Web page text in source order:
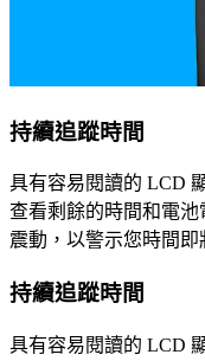
持續追蹤時間
具有容易閱讀的 LCD
查看剩餘的時間和電
震動，以警示您時間即
持續追蹤時間
具有容易閱讀的 LCD